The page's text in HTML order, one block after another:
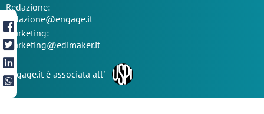
Redazione:
redazione@engage.it
Marketing:
marketing@edimaker.it
Engage.it è associata all'